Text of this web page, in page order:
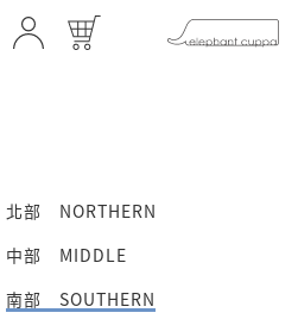
NEWS
北部 NORTHERN
中部 MIDDLE
南部 SOUTHERN